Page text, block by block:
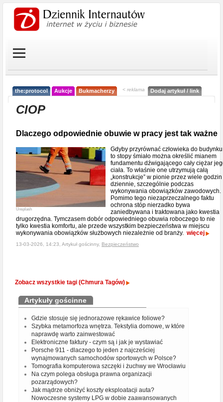
the:protocol Aukcje Bukmacherzy < reklama Dodaj artykuł / link
CIOP
Dlaczego odpowiednie obuwie w pracy jest tak ważne
Unsplash
Gdyby przyrównać człowieka do budynku
to stopy śmiało można określić mianem
fundamentu dźwigającego cały ciężar
ciała. To właśnie one utrzymują całą
„konstrukcje” w pionie przez wiele godzin
dziennie, szczególnie podczas
wykonywania obowiązków zawodowych.
Pomimo tego niezaprzeczalnego faktu
ochrona stóp nierzadko bywa
zaniedbywana i traktowana jako kwestia
drugorzędna. Tymczasem dobór odpowiedniego obuwia roboczego to nie
tylko kwestia komfortu, ale przede wszystkim bezpieczeństwa w miejscu
wykonywania obowiązków służbowych niezależnie od branży. więcej
13-03-2026, 14:23, Artykuł gościnny, Bezpieczeństwo
Zobacz wszystkie tagi (Chmura Tagów)
Artykuły gościnne
Gdzie stosuje się jednorazowe rękawice foliowe?
Szybka metamorfoza wnętrza. Tekstylia domowe, w które
naprawdę warto zainwestować
Elektroniczne faktury - czym są i jak je wystawiać
Porsche 911 - dlaczego to jeden z najcześciej
wynajmowanych samochodów sportowych w Polsce?
Tomografia komputerowa szczęki i żuchwy we Wrocławiu
Na czym polega obsługa prawna organizacji
pozarządowych?
Jak mądrze obniżyć koszty eksploatacji auta?
Nowoczesne systemy LPG w dobie zaawansowanych